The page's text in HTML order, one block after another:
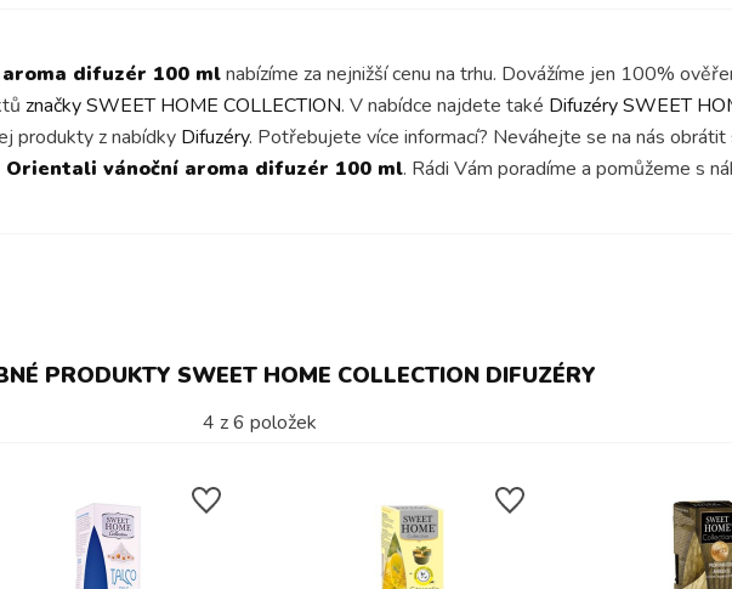
difuzér 100 mlnabízíme za nejnižší cenu na trhu. Dovážíme jen 100%
značky SWEET HOME COLLECTION. V nabídce najdete také Difuzéry SWEET
produkty z nabídky Difuzéry. Potřebujete více informací? Neváhejte se na nás
Orientali vánoční aroma difuzér 100 ml. Rádi Vám poradíme a pomůžeme s
PRODUKTY SWEET HOME COLLECTION DIFUZÉRY
4 z6 položek